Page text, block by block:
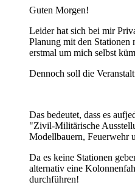
Guten Morgen!
Leider hat sich bei mir
Planung mit den Stationen
erstmal um mich selbst
Dennoch soll die
Das bedeutet, dass es
"Zivil-Militärische
Modellbauern, Feuerwehr
Da es keine Stationen
alternativ eine
durchführen!